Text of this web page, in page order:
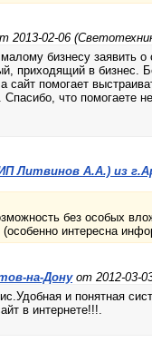
2013-02-06
бизнесу заявить о
приходящий в бизнес.
сайт помогает
что помогаете
Литвинов А.А.) из
без особых
интересна
на-Донуот 2012-03-
и понятная
в интернете!!!.